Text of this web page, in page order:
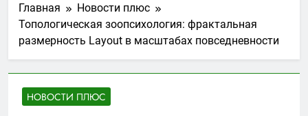
Главная
Новости плюс
Топологическая зоопсихология: фрактальная
размерность Layout в масштабах повседневности
НОВОСТИ ПЛЮС